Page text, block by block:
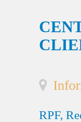
RPF,